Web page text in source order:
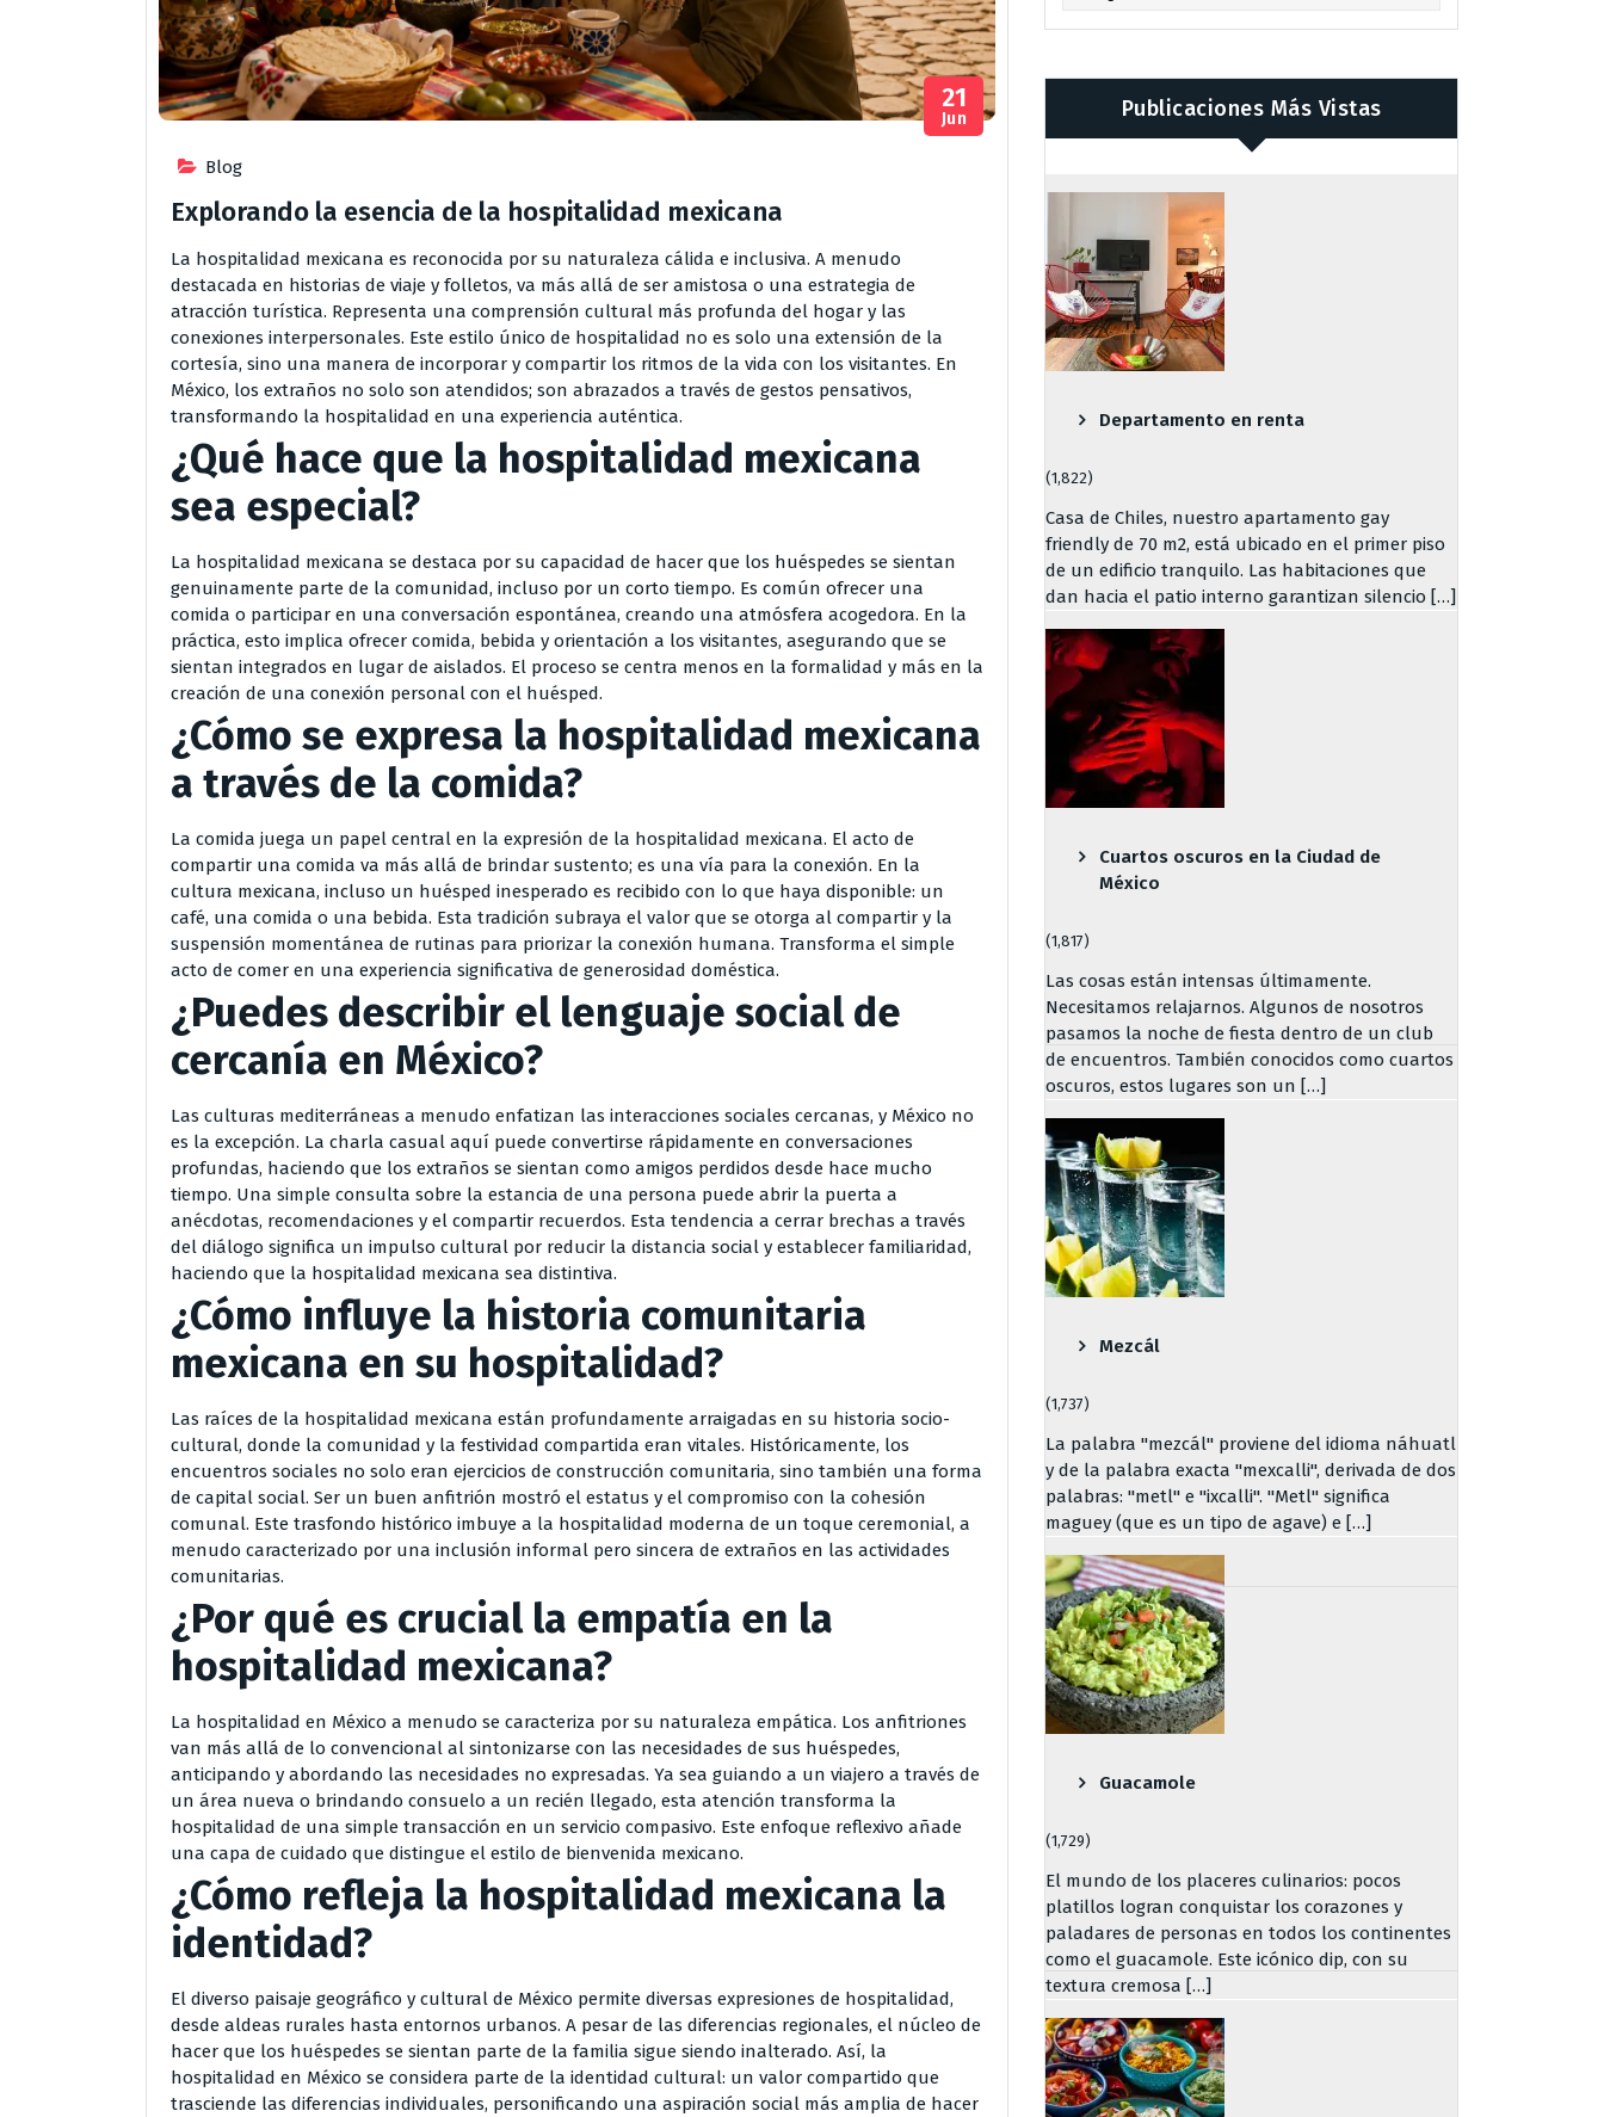
Blog
21
Jun
Explorando la esencia de la hospitalidad mexicana
La hospitalidad mexicana es reconocida por su naturaleza cálida e inclusiva. A menudo
destacada en historias de viaje y folletos, va más allá de ser amistosa o una estrategia de
atracción turística. Representa una comprensión cultural más profunda del hogar y las
conexiones interpersonales. Este estilo único de hospitalidad no es solo una extensión de la
cortesía, sino una manera de incorporar y compartir los ritmos de la vida con los visitantes. En
México, los extraños no solo son atendidos; son abrazados a través de gestos pensativos,
transformando la hospitalidad en una experiencia auténtica.
¿Qué hace que la hospitalidad mexicana
sea especial?
La hospitalidad mexicana se destaca por su capacidad de hacer que los huéspedes se sientan
genuinamente parte de la comunidad, incluso por un corto tiempo. Es común ofrecer una
comida o participar en una conversación espontánea, creando una atmósfera acogedora. En la
práctica, esto implica ofrecer comida, bebida y orientación a los visitantes, asegurando que se
sientan integrados en lugar de aislados. El proceso se centra menos en la formalidad y más en la
creación de una conexión personal con el huésped.
¿Cómo se expresa la hospitalidad mexicana
a través de la comida?
La comida juega un papel central en la expresión de la hospitalidad mexicana. El acto de
compartir una comida va más allá de brindar sustento; es una vía para la conexión. En la
cultura mexicana, incluso un huésped inesperado es recibido con lo que haya disponible: un
café, una comida o una bebida. Esta tradición subraya el valor que se otorga al compartir y la
suspensión momentánea de rutinas para priorizar la conexión humana. Transforma el simple
acto de comer en una experiencia significativa de generosidad doméstica.
¿Puedes describir el lenguaje social de
cercanía en México?
Las culturas mediterráneas a menudo enfatizan las interacciones sociales cercanas, y México no
es la excepción. La charla casual aquí puede convertirse rápidamente en conversaciones
profundas, haciendo que los extraños se sientan como amigos perdidos desde hace mucho
tiempo. Una simple consulta sobre la estancia de una persona puede abrir la puerta a
anécdotas, recomendaciones y el compartir recuerdos. Esta tendencia a cerrar brechas a través
del diálogo significa un impulso cultural por reducir la distancia social y establecer familiaridad,
haciendo que la hospitalidad mexicana sea distintiva.
¿Cómo influye la historia comunitaria
mexicana en su hospitalidad?
Las raíces de la hospitalidad mexicana están profundamente arraigadas en su historia socio-
cultural, donde la comunidad y la festividad compartida eran vitales. Históricamente, los
encuentros sociales no solo eran ejercicios de construcción comunitaria, sino también una forma
de capital social. Ser un buen anfitrión mostró el estatus y el compromiso con la cohesión
comunal. Este trasfondo histórico imbuye a la hospitalidad moderna de un toque ceremonial, a
menudo caracterizado por una inclusión informal pero sincera de extraños en las actividades
comunitarias.
¿Por qué es crucial la empatía en la
hospitalidad mexicana?
La hospitalidad en México a menudo se caracteriza por su naturaleza empática. Los anfitriones
van más allá de lo convencional al sintonizarse con las necesidades de sus huéspedes,
anticipando y abordando las necesidades no expresadas. Ya sea guiando a un viajero a través de
un área nueva o brindando consuelo a un recién llegado, esta atención transforma la
hospitalidad de una simple transacción en un servicio compasivo. Este enfoque reflexivo añade
una capa de cuidado que distingue el estilo de bienvenida mexicano.
¿Cómo refleja la hospitalidad mexicana la
identidad?
El diverso paisaje geográfico y cultural de México permite diversas expresiones de hospitalidad,
desde aldeas rurales hasta entornos urbanos. A pesar de las diferencias regionales, el núcleo de
hacer que los huéspedes se sientan parte de la familia sigue siendo inalterado. Así, la
hospitalidad en México se considera parte de la identidad cultural: un valor compartido que
trasciende las diferencias individuales, personificando una aspiración social más amplia de hacer
Publicaciones Más Vistas
Departamento en renta
(1,822)
Casa de Chiles, nuestro apartamento gay
friendly de 70 m2, está ubicado en el primer piso
de un edificio tranquilo. Las habitaciones que
dan hacia el patio interno garantizan silencio […]
Cuartos oscuros en la Ciudad de
México
(1,817)
Las cosas están intensas últimamente.
Necesitamos relajarnos. Algunos de nosotros
pasamos la noche de fiesta dentro de un club
de encuentros. También conocidos como cuartos
oscuros, estos lugares son un […]
Mezcál
(1,737)
La palabra "mezcál" proviene del idioma náhuatl
y de la palabra exacta "mexcalli", derivada de dos
palabras: "metl" e "ixcalli". "Metl" significa
maguey (que es un tipo de agave) e […]
Guacamole
(1,729)
El mundo de los placeres culinarios: pocos
platillos logran conquistar los corazones y
paladares de personas en todos los continentes
como el guacamole. Este icónico dip, con su
textura cremosa […]